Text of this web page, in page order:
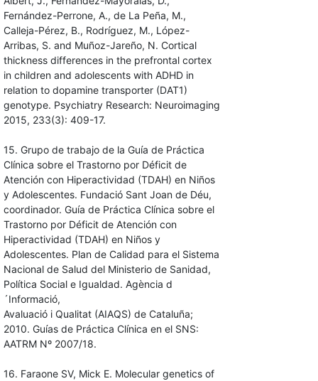
Fernández-Perrone, A., de La Peña, M.,
Calleja-Pérez, B., Rodríguez, M., López-
Arribas, S. and Muñoz-Jareño, N. Cortical
thickness differences in the prefrontal cortex
in children and adolescents with ADHD in
relation to dopamine transporter (DAT1)
genotype. Psychiatry Research: Neuroimaging
2015, 233(3): 409-17.
15. Grupo de trabajo de la Guía de Práctica
Clínica sobre el Trastorno por Déficit de
Atención con Hiperactividad (TDAH) en Niños
y Adolescentes. Fundació Sant Joan de Déu,
coordinador. Guía de Práctica Clínica sobre el
Trastorno por Déficit de Atención con
Hiperactividad (TDAH) en Niños y
Adolescentes. Plan de Calidad para el Sistema
Nacional de Salud del Ministerio de Sanidad,
Política Social e Igualdad. Agència d
´Informació,
Avaluació i Qualitat (AIAQS) de Cataluña;
2010. Guías de Práctica Clínica en el SNS:
AATRM Nº 2007/18.
16. Faraone SV, Mick E. Molecular genetics of